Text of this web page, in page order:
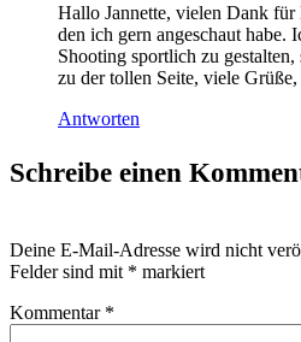
Hallo Jannette, vielen Dank
den ich gern angeschaut habe.
Shooting sportlich zu
zu der tollen Seite, viele
Antworten
Schreibe einen
Deine E-Mail-Adresse wird nicht
Felder sind mit * markiert
Kommentar *